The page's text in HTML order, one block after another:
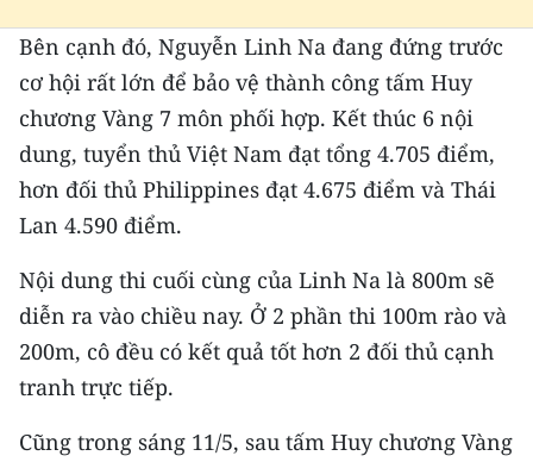
Bên cạnh đó, Nguyễn Linh Na đang đứng trước
cơ hội rất lớn để bảo vệ thành công tấm Huy
chương Vàng 7 môn phối hợp. Kết thúc 6 nội
dung, tuyển thủ Việt Nam đạt tổng 4.705 điểm,
hơn đối thủ Philippines đạt 4.675 điểm và Thái
Lan 4.590 điểm.
Nội dung thi cuối cùng của Linh Na là 800m sẽ
diễn ra vào chiều nay. Ở 2 phần thi 100m rào và
200m, cô đều có kết quả tốt hơn 2 đối thủ cạnh
tranh trực tiếp.
Cũng trong sáng 11/5, sau tấm Huy chương Vàng